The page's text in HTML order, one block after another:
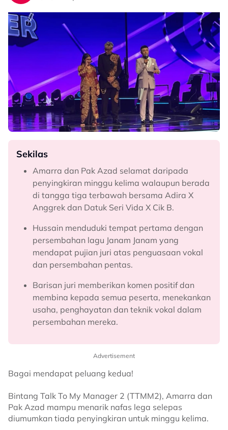
Sekilas
Amarra dan Pak Azad selamat daripada
penyingkiran minggu kelima walaupun berada
di tangga tiga terbawah bersama Adira X
Anggrek dan Datuk Seri Vida X Cik B.
Hussain menduduki tempat pertama dengan
persembahan lagu Janam Janam yang
mendapat pujian juri atas penguasaan vokal
dan persembahan pentas.
Barisan juri memberikan komen positif dan
membina kepada semua peserta, menekankan
usaha, penghayatan dan teknik vokal dalam
persembahan mereka.
Advertisement
Bagai mendapat peluang kedua!
Bintang Talk To My Manager 2 (TTMM2), Amarra dan
Pak Azad mampu menarik nafas lega selepas
diumumkan tiada penyingkiran untuk minggu kelima.